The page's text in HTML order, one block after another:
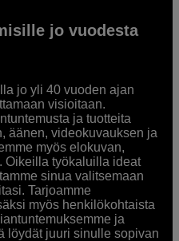
jo vuodesta
jo yli 40 vuoden ajan
visioitaan.
ja tuotteita
äänen, videokuvauksen ja
myös elokuvan,
Oikeilla työkaluilla ideat
sinua valitsemaan
Tarjoamme
myös henkilökohtaista
ja
löydät juuri sinulle sopivan